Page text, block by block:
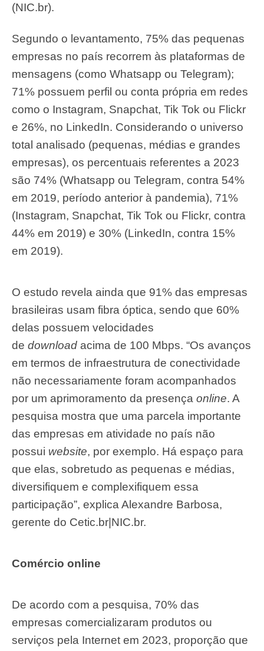
(NIC.br).
Segundo o levantamento, 75% das pequenas
empresas no país recorrem às plataformas de
mensagens (como Whatsapp ou Telegram);
71% possuem perfil ou conta própria em redes
como o Instagram, Snapchat, Tik Tok ou Flickr
e 26%, no LinkedIn. Considerando o universo
total analisado (pequenas, médias e grandes
empresas), os percentuais referentes a 2023
são 74% (Whatsapp ou Telegram, contra 54%
em 2019, período anterior à pandemia), 71%
(Instagram, Snapchat, Tik Tok ou Flickr, contra
44% em 2019) e 30% (LinkedIn, contra 15%
em 2019).
O estudo revela ainda que 91% das empresas
brasileiras usam fibra óptica, sendo que 60%
delas possuem velocidades
de download acima de 100 Mbps. “Os avanços
em termos de infraestrutura de conectividade
não necessariamente foram acompanhados
por um aprimoramento da presença online. A
pesquisa mostra que uma parcela importante
das empresas em atividade no país não
possui website, por exemplo. Há espaço para
que elas, sobretudo as pequenas e médias,
diversifiquem e complexifiquem essa
participação”, explica Alexandre Barbosa,
gerente do Cetic.br|NIC.br.
Comércio online
De acordo com a pesquisa, 70% das
empresas comercializaram produtos ou
serviços pela Internet em 2023, proporção que